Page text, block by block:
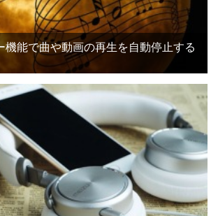
機能で曲や動画の再生を自動停止する